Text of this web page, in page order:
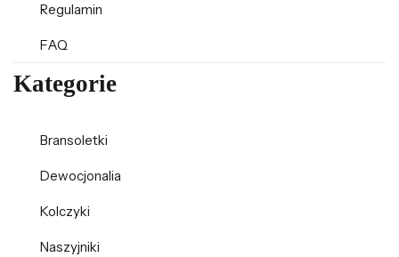
Regulamin
FAQ
Kategorie
Bransoletki
Dewocjonalia
Kolczyki
Naszyjniki